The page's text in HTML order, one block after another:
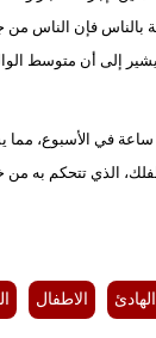
الذي تتحكم به من
الاطفال